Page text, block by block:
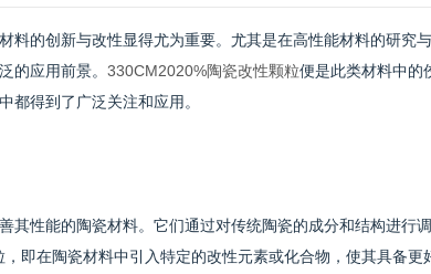
料的创新与改性显得尤为重要。尤其是在高性能材料的研究
的应用前景。 330CM2020%陶瓷改性颗粒便是此类材料中的
都得到了广泛关注和应用。
其性能的陶瓷材料。它们通过对传统陶瓷的成分和结构进行
即在陶瓷材料中引入特定的改性元素或化合物，使其具备更